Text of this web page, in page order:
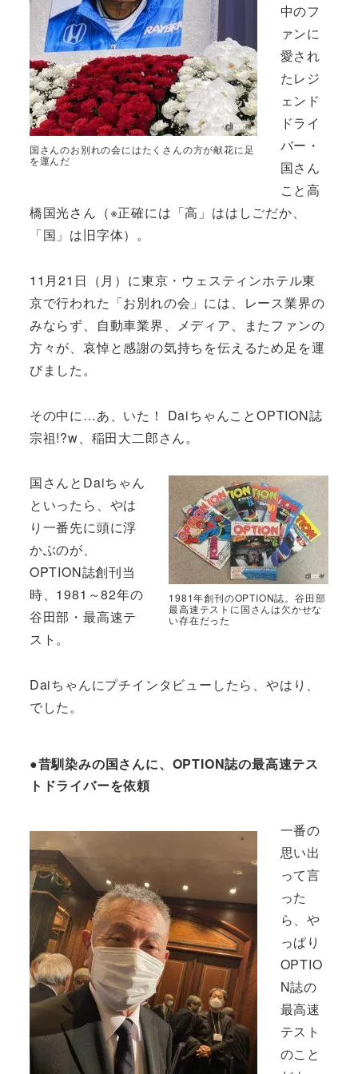
国さんのお別れの会にはたくさんの方が献花に足
を運んだ
中のフ
ァンに
愛され
たレジ
ェンド
ドライ
バー・
国さん
こと高
橋国光さん（※正確には「高」ははしごだか、
「国」は旧字体）。
11月21日（月）に東京・ウェスティンホテル東
京で行われた「お別れの会」には、レース業界の
みならず、自動車業界、メディア、またファンの
方々が、哀悼と感謝の気持ちを伝えるため足を運
びました。
その中に…あ、いた！ DaiちゃんことOPTION誌
宗祖!?w、稲田大二郎さん。
1981年創刊のOPTION誌。谷田部
最高速テストに国さんは欠かせな
い存在だった
国さんとDaiちゃん
といったら、やは
り一番先に頭に浮
かぶのが、
OPTION誌創刊当
時、1981～82年の
谷田部・最高速テ
スト。
Daiちゃんにプチインタビューしたら、やはり、
でした。
●昔馴染みの国さんに、OPTION誌の最高速テス
トドライバーを依頼
一番の
思い出
って言
った
ら、や
っぱり
OPTIO
N誌の
最高速
テスト
のこと